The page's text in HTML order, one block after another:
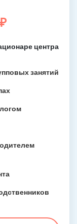
₽
центра
занятий